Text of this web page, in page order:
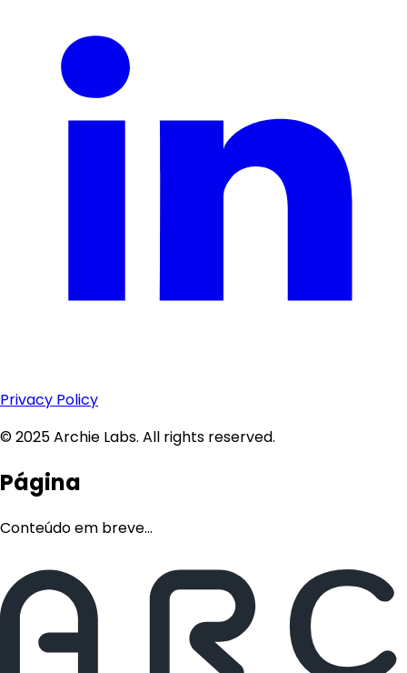
Privacy Policy
© 2025 Archie Labs. All rights reserved.
Página
Conteúdo em breve...